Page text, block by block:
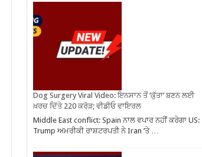
Dog Surgery Viral Video: ਇਨਸਾਨ ਤੋਂ ‘ਕੁੱਤਾ’ ਬਣਨ ਲਈ
ਖ਼ਰਚ ਦਿੱਤੇ 220 ਕਰੋੜ; ਵੀਡੀਓ ਵਾਇਰਲ
Middle East conflict: Spain ਨਾਲ ਵਪਾਰ ਨਹੀਂ ਕਰੇਗਾ US:
Trump ਅਮਰੀਕੀ ਰਾਸ਼ਟਰਪਤੀ ਨੇ Iran ’ਤੇ …